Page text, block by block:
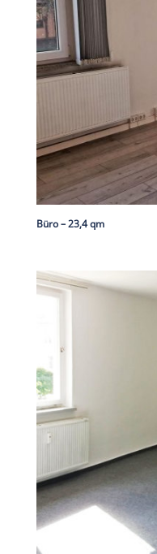
Büro – 23,4 qm